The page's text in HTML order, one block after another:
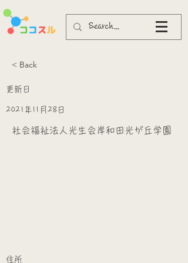
< Back
更新日
2021年11月28日
社会福祉法人光生会岸和田光が丘学園
​ ​住所